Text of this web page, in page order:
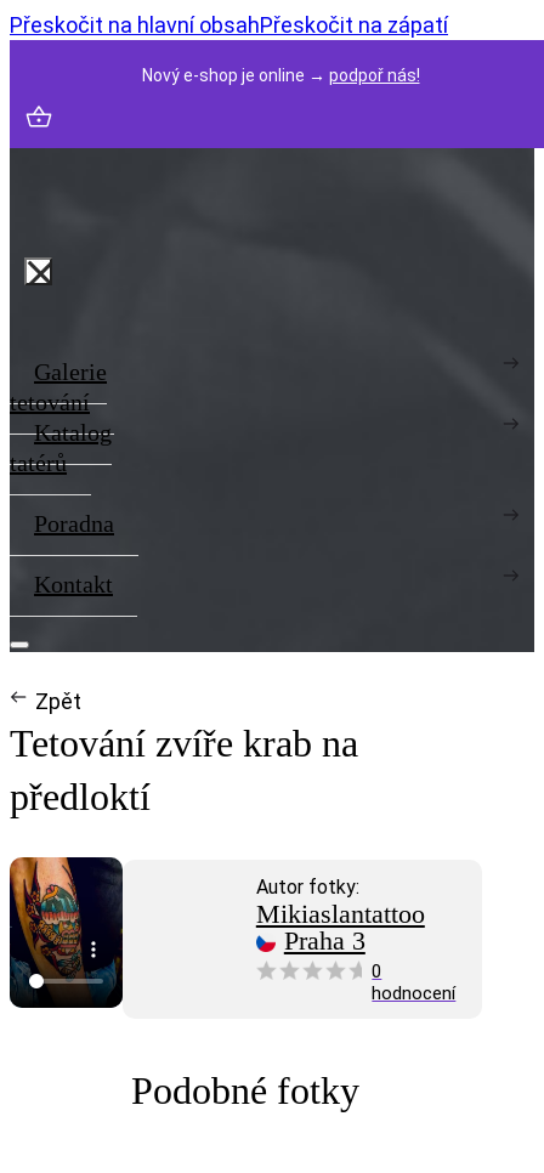
Přeskočit na hlavní obsahPřeskočit na zápatí
Nový e-shop je online → podpoř nás!
Galerie
tetování
Katalog
tatérů
Poradna
Kontakt
Zpět
Autor fotky:
Mikiaslantattoo
Praha 3
0
hodnocení
Tetování zvíře krab na
předloktí
Podobné fotky